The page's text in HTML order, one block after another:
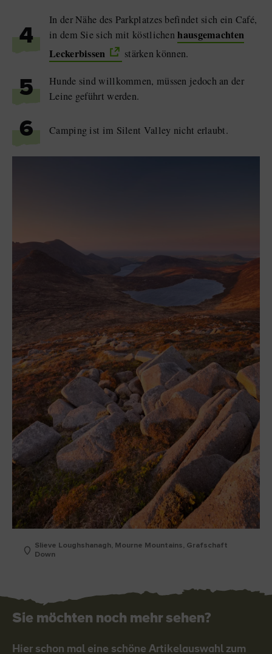
4
In der Nähe des Parkplatzes befindet sich ein Café,
in dem Sie sich mit köstlichenhausgemachten
Leckerbissen
stärken können.
5
Hunde sind willkommen, müssen jedoch an der
Leine geführt werden.
6 Camping ist im Silent Valley nicht erlaubt.
Slieve Loughshanagh, Mourne Mountains, Grafschaft
Down
Sie möchten noch mehr sehen?
Hier schon mal eine schöne Artikelauswahl zum